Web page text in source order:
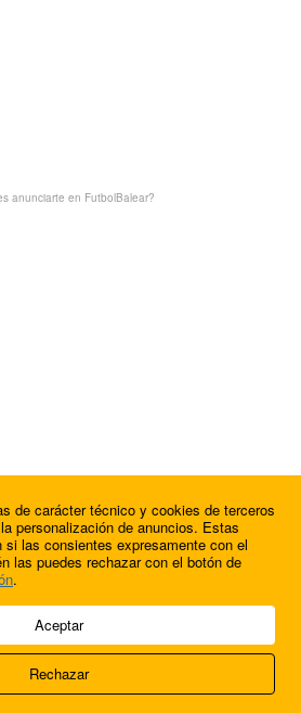
anunciarte en FutbolBalear?
anunciarte en FutbolBalear?
IP, SL.
de nosotros
de carácter técnico y cookies de terceros
personalización de anuncios. Estas
las consientes expresamente con el
las puedes rechazar con el botón de
.
Aceptar
Rechazar